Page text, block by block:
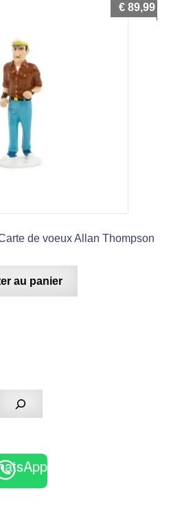
de voeux Allan Thompson
€ 89,99
au panier